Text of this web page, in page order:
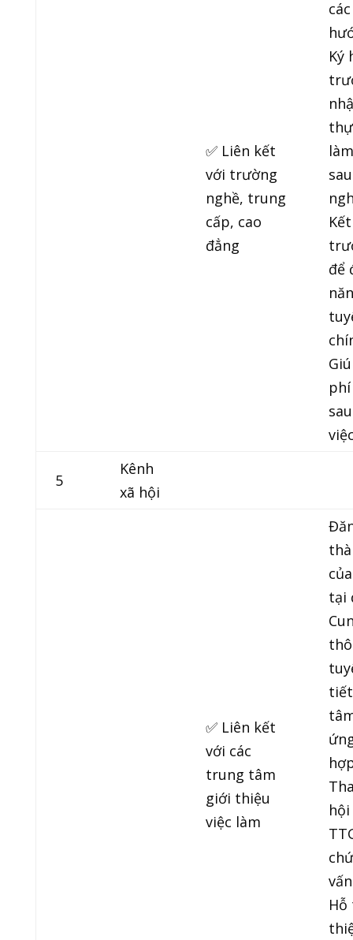
✅ Liên kết
với trường
nghề, trung
cấp, cao
đẳng
Ký
để
5
Kênh
xã hội
✅ Liên kết
với các
trung tâm
giới thiệu
việc làm
tại